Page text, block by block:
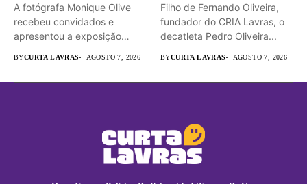
A fotógrafa Monique Olive
recebeu convidados e
apresentou a exposição
BYCURTA LAVRAS AGOSTO 7, 2026
Filho de Fernando Oliveira,
fundador do CRIA Lavras, o
decatleta Pedro Oliveira...
BYCURTA LAVRAS AGOSTO 7, 2026